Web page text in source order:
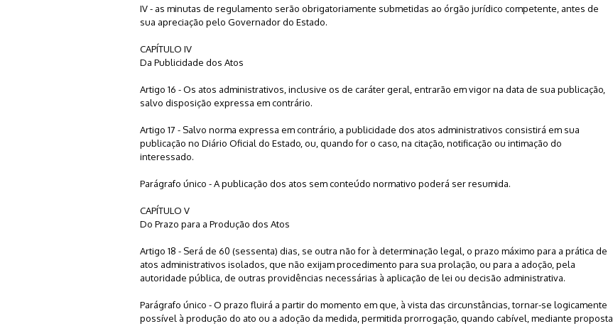
IV - as minutas de regulamento serão obrigatoriamente submetidas ao órgão jurídico competente, antes de
sua apreciação pelo Governador do Estado.
CAPÍTULO IV
Da Publicidade dos Atos
Artigo 16 - Os atos administrativos, inclusive os de caráter geral, entrarão em vigor na data de sua publicação,
salvo disposição expressa em contrário.
Artigo 17 - Salvo norma expressa em contrário, a publicidade dos atos administrativos consistirá em sua
publicação no Diário Oficial do Estado, ou, quando for o caso, na citação, notificação ou intimação do
interessado.
Parágrafo único - A publicação dos atos sem conteúdo normativo poderá ser resumida.
CAPÍTULO V
Do Prazo para a Produção dos Atos
Artigo 18 - Será de 60 (sessenta) dias, se outra não for à determinação legal, o prazo máximo para a prática de
atos administrativos isolados, que não exijam procedimento para sua prolação, ou para a adoção, pela
autoridade pública, de outras providências necessárias à aplicação de lei ou decisão administrativa.
Parágrafo único - O prazo fluirá a partir do momento em que, à vista das circunstâncias, tornar-se logicamente
possível à produção do ato ou a adoção da medida, permitida prorrogação, quando cabível, mediante proposta